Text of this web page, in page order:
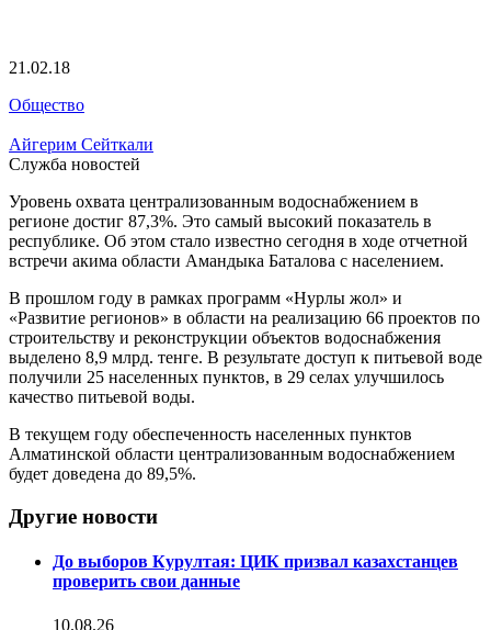
21.02.18
Общество
Айгерим Сейткали
Служба новостей
Уровень охвата централизованным водоснабжением в
регионе достиг 87,3%. Это самый высокий показатель в
республике. Об этом стало известно сегодня в ходе отчетной
встречи акима области Амандыка Баталова с населением.
В прошлом году в рамках программ «Нурлы жол» и
«Развитие регионов» в области на реализацию 66 проектов по
строительству и реконструкции объектов водоснабжения
выделено 8,9 млрд. тенге. В результате доступ к питьевой воде
получили 25 населенных пунктов, в 29 селах улучшилось
качество питьевой воды.
В текущем году обеспеченность населенных пунктов
Алматинской области централизованным водоснабжением
будет доведена до 89,5%.
Другие новости
До выборов Курултая: ЦИК призвал казахстанцев
проверить свои данные
10.08.26